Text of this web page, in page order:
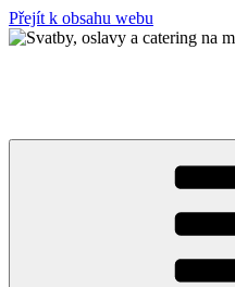
Přejít k obsahu webu